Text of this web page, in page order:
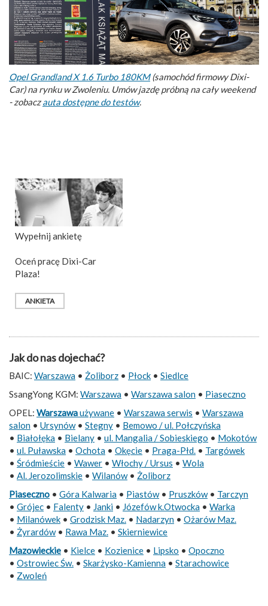
Opel Grandland X 1.6 Turbo 180KM(samochód firmowy Dixi-
Car) na rynku w Zwoleniu. Umów jazdę próbną na cały weekend
- zobaczauta dostępne do testów.
Wypełnij ankietę
Oceń pracę Dixi-Car
Plaza!
ANKIETA
Jak do nas dojechać?
BAIC: Warszawa • Żoliborz • Płock • Siedlce
SsangYong KGM: Warszawa • Warszawa salon • Piaseczno
OPEL: Warszawaużywane • Warszawa serwis • Warszawa
salon • Ursynów• Stegny • Bemowo / ul. Połczyńska
• Białołęka • Bielany • ul. Mangalia / Sobieskiego • Mokotów
• ul. Puławska • Ochota • Okęcie • Praga-Płd. • Targówek
• Śródmieście • Wawer • Włochy / Ursus • Wola
• Al. Jerozolimskie • Wilanów• Żoliborz
Piaseczno • Góra Kalwaria • Piastów• Pruszków• Tarczyn
• Grójec • Falenty • Janki • Józefów k.Otwocka • Warka
• Milanówek • Grodzisk Maz. • Nadarzyn • Ożarów Maz.
• Żyrardów• Rawa Maz. • Skierniewice
Mazowieckie • Kielce • Kozienice • Lipsko • Opoczno
• Ostrowiec Św. • Skarżysko-Kamienna • Starachowice
• Zwoleń